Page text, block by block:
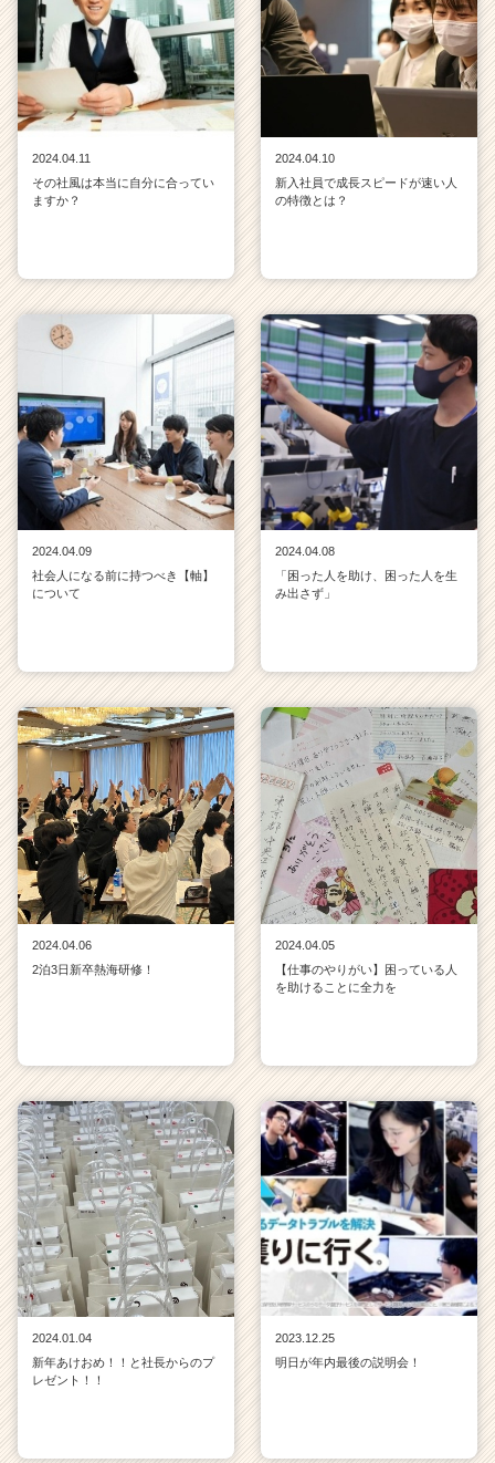
2024.04.11
その社風は本当に自分に合ってい
ますか？
2024.04.10
新入社員で成長スピードが速い人
の特徴とは？
2024.04.09
社会人になる前に持つべき【軸】
について
2024.04.08
「困った人を助け、困った人を生
み出さず」
2024.04.06
2泊3日新卒熱海研修！
2024.04.05
【仕事のやりがい】困っている人
を助けることに全力を
2024.01.04
新年あけおめ！！と社長からのプ
レゼント！！
2023.12.25
明日が年内最後の説明会！